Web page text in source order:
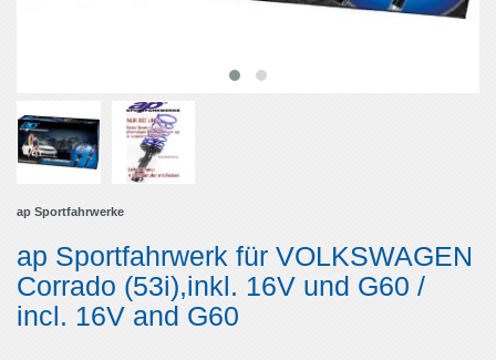
ap Sportfahrwerke
ap Sportfahrwerk für VOLKSWAGEN
Corrado (53i),inkl. 16V und G60 /
incl. 16V and G60